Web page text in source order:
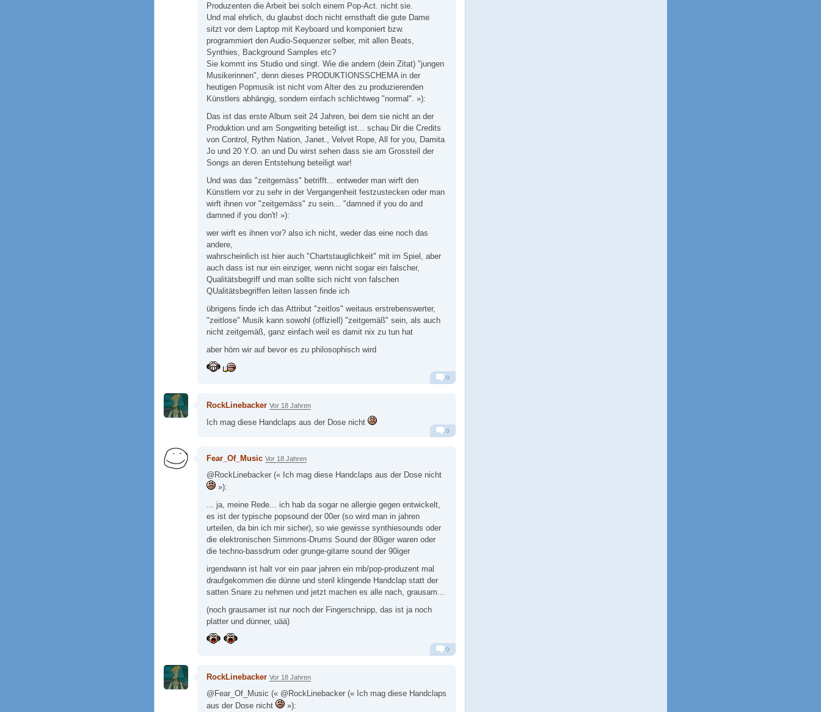
Produzenten die Arbeit bei solch einem Pop-Act. nicht sie.
Und mal ehrlich, du glaubst doch nicht ernsthaft die gute Dame
sitzt vor dem Laptop mit Keyboard und komponiert bzw.
programmiert den Audio-Sequenzer selber, mit allen Beats,
Synthies, Background Samples etc?
Sie kommt ins Studio und singt. Wie die andern (dein Zitat) "jungen
Musikerinnen", denn dieses PRODUKTIONSSCHEMA in der
heutigen Popmusik ist nicht vom Alter des zu produzierenden
Künstlers abhängig, sondern einfach schlichtweg "normal". »):
Das ist das erste Album seit 24 Jahren, bei dem sie nicht an der
Produktion und am Songwriting beteiligt ist... schau Dir die Credits
von Control, Rythm Nation, Janet., Velvet Rope, All for you, Damita
Jo und 20 Y.O. an und Du wirst sehen dass sie am Grossteil der
Songs an deren Entstehung beteiligt war!
Und was das "zeitgemäss" betrifft... entweder man wirft den
Künstlern vor zu sehr in der Vergangenheit festzustecken oder man
wirft ihnen vor "zeitgemäss" zu sein... "damned if you do and
damned if you don't! »):
wer wirft es ihnen vor? also ich nicht, weder das eine noch das
andere,
wahrscheinlich ist hier auch "Chartstauglichkeit" mit im Spiel, aber
auch dass ist nur ein einziger, wenn nicht sogar ein falscher,
Qualitätsbegriff und man sollte sich nicht von falschen
QUalitätsbegriffen leiten lassen finde ich
übrigens finde ich das Attribut "zeitlos" weitaus erstrebenswerter,
"zeitlose" Musik kann sowohl (offiziell) "zeitgemäß" sein, als auch
nicht zeitgemäß, ganz einfach weil es damit nix zu tun hat
aber hörn wir auf bevor es zu philosophisch wird
0
RockLinebacker Vor 18 Jahren
Ich mag diese Handclaps aus der Dose nicht
0
Fear_Of_Music Vor 18 Jahren
@RockLinebacker (« Ich mag diese Handclaps aus der Dose nicht
»):
... ja, meine Rede... ich hab da sogar ne allergie gegen entwickelt,
es ist der typische popsound der 00er (so wird man in jahren
urteilen, da bin ich mir sicher), so wie gewisse synthiesounds oder
die elektronischen Simmons-Drums Sound der 80iger waren oder
die techno-bassdrum oder grunge-gitarre sound der 90iger
irgendwann ist halt vor ein paar jahren ein rnb/pop-produzent mal
draufgekommen die dünne und steril klingende Handclap statt der
satten Snare zu nehmen und jetzt machen es alle nach, grausam...
(noch grausamer ist nur noch der Fingerschnipp, das ist ja noch
platter und dünner, uää)
0
RockLinebacker Vor 18 Jahren
@Fear_Of_Music (« @RockLinebacker (« Ich mag diese Handclaps
aus der Dose nicht
»):